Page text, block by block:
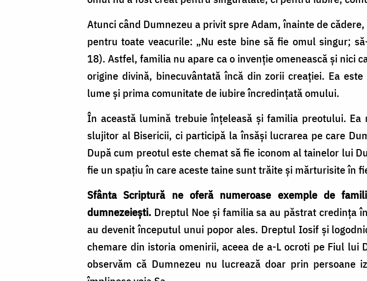
Atunci când Dumnezeu a privit spre Adam, înainte de
pentru toate veacurile: „Nu este bine să fie omul singur;
18). Astfel, familia nu apare ca o invenție omenească și nici
origine divină, binecuvântată încă din zorii creației. Ea
lume și prima comunitate de iubire încredințată omului.
În această lumină trebuie înțeleasă și familia preotului.
slujitor al Bisericii, ci participă la însăși lucrarea pe care
După cum preotul este chemat să fie iconom al tainelor lui
fie un spațiu în care aceste taine sunt trăite și mărturisite în
Sfânta Scriptură ne oferă numeroase exemple de
dumnezeiești. Dreptul Noe și familia sa au păstrat credința
au devenit începutul unui popor ales. Dreptul Iosif și
chemare din istoria omenirii, aceea de a-L ocroti pe Fiul lui
observăm că Dumnezeu nu lucrează doar prin persoane